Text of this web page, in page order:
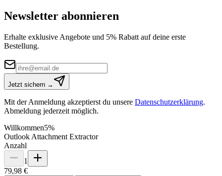
Newsletter abonnieren
Erhalte exklusive Angebote und 5% Rabatt auf deine erste
Bestellung.
Jetzt sichern →
Mit der Anmeldung akzeptierst du unsere Datenschutzerklärung.
Abmeldung jederzeit möglich.
Willkommen5%
Outlook Attachment Extractor
Anzahl
1
79,98 €